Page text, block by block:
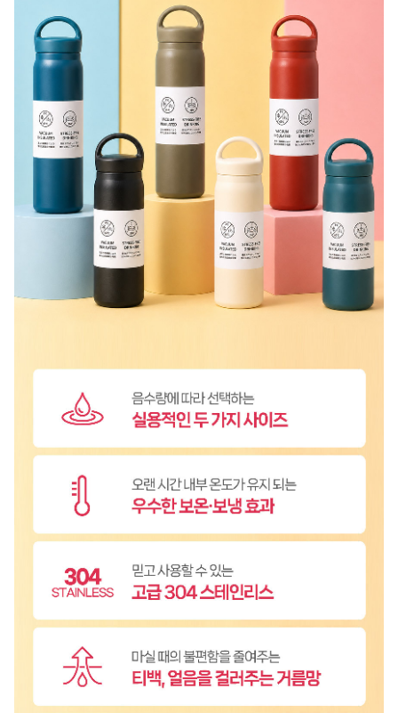
제조국 상품 상세설명 참조
수입 기구/용기
상품 상세설명 참조
A/S 책임자와 전화번호 상품 상세설명 참조
주문후 예상 배송기간 상품 상세설명 참조